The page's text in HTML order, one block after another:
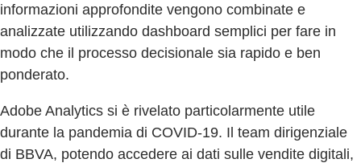
informazioni approfondite vengono combinate e
analizzate utilizzando dashboard semplici per fare in
modo che il processo decisionale sia rapido e ben
ponderato.
Adobe Analytics si è rivelato particolarmente utile
durante la pandemia di COVID-19. Il team dirigenziale
di BBVA, potendo accedere ai dati sulle vendite digitali,